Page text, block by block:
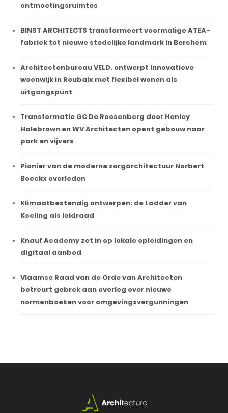
ontmoetingsruimtes
BINST ARCHITECTS transformeert voormalige ATEA-
fabriek tot nieuwe stedelijke landmark in Berchem
Architectenbureau VELD. ontwerpt innovatieve
woonwijk in Roubaix met flexibel wonen als
uitgangspunt
Transformatie GC De Roosenberg door Henley
Halebrown en WV Architecten opent gebouw naar
park en vijvers
Pionier van de moderne zorgarchitectuur Norbert
Boeckx overleden
Klimaatbestendig ontwerpen: de Ladder van
Koeling als leidraad
Knauf Academy zet in op lokale opleidingen en
digitaal aanbod
Vlaamse Raad van de Orde van Architecten
betreurt gebrek aan overleg over nieuwe
normenboeken voor omgevingsvergunningen